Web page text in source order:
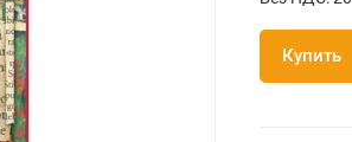
Купить